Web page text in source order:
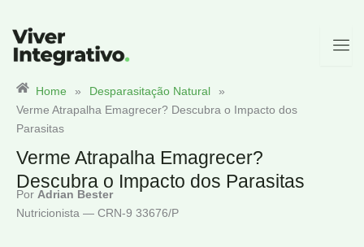
para
conteúdo
Home » Desparasitação Natural
»
Verme Atrapalha Emagrecer? Descubra o Impacto dos
Parasitas
Verme Atrapalha Emagrecer?
Descubra o Impacto dos Parasitas
Por Adrian Bester
Nutricionista — CRN-9 33676/P